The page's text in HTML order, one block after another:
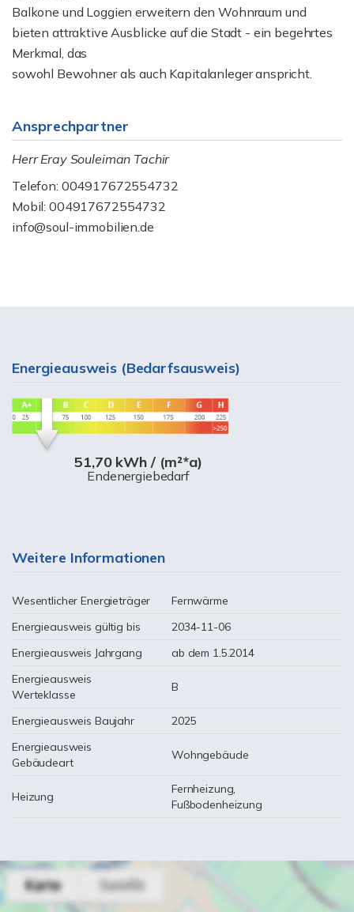
Balkone und Loggien erweitern den Wohnraum und
bieten attraktive Ausblicke auf die Stadt - ein begehrtes
Merkmal, das
sowohl Bewohner als auch Kapitalanleger anspricht.
Ansprechpartner
Herr Eray Souleiman Tachir
Telefon: 004917672554732
Mobil: 004917672554732
info@soul-immobilien.de
Energieausweis (Bedarfsausweis)
51,70 kWh / (m²*a)
Endenergiebedarf
Weitere Informationen
Wesentlicher Energieträger
Fernwärme
Energieausweis gültig bis
2034-11-06
Energieausweis Jahrgang
ab dem 1.5.2014
Energieausweis
Werteklasse
B
Energieausweis Baujahr
2025
Energieausweis
Gebäudeart
Wohngebäude
Heizung
Fernheizung,
Fußbodenheizung